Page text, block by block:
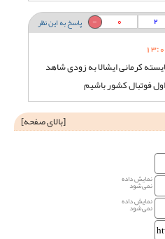
پاسخ به این نظر 0
2
کرمانی ایشالا به زودی شاهد
فوتبال کشور باشیم
[بالای صفحه]
نمایش داده
نمی‌شود
نمایش داده
نمی‌شود